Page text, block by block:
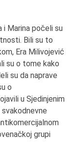
i Marina počeli su
Bili su to
Era Milivojević
su o tome kako
su da naprave
o
u Sjedinjenim
grupi